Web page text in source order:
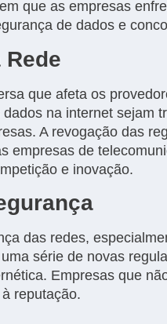
que as empresas
de dados e
que afeta os
na internet sejam
A revogação das
empresas de
e inovação.
das redes,
série de novas
Empresas que
reputação.